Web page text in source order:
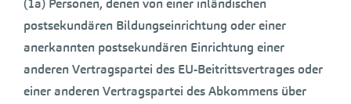
(1a) Personen, denen von einer inländischen
postsekundären Bildungseinrichtung oder einer
anerkannten postsekundären Einrichtung einer
anderen Vertragspartei des EU-Beitrittsvertrages oder
einer anderen Vertragspartei des Abkommens über